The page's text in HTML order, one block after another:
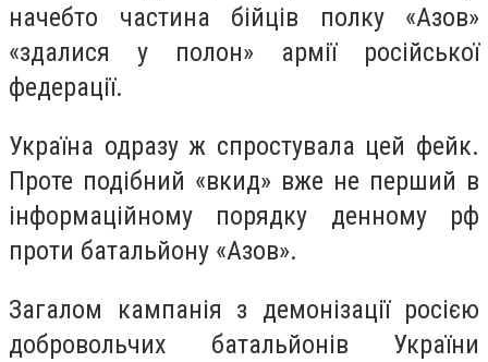
начебто частина бійців полку «Азов»
«здалися у полон» армії російської
федерації.
Україна одразу ж спростувала цей фейк.
Проте подібний «вкид» вже не перший в
інформаційному порядку денному рф
проти батальйону «Азов».
Загалом кампанія з демонізації росією
добровольчих батальйонів України